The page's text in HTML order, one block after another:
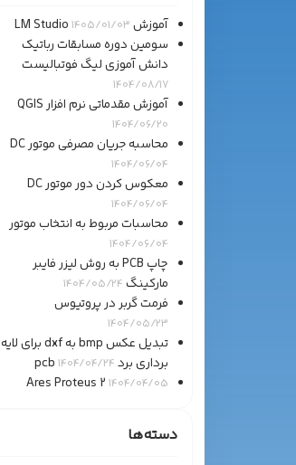
آموزش LM Studio 1405/01/03
سومین دوره مسابقات رباتیک
دانش آموزی لیگ فوتبالیست
1404/08/17
آموزش مقدماتی نرم افزار QGIS
1404/06/20
محاسبه جریان مصرفی موتور DC
1404/06/04
معکوس کردن دور موتور DC
1404/06/04
محاسبات مربوط به انتخاب موتور
1404/06/04
چاپ PCB به روش لیزر فایبر
مارکینگ 1404/05/24
فرمت گربر در پروتیوس
1404/05/23
تبدیل عکس bmp به dxf برای لایه
برداری برد pcb 1404/04/24
Ares Proteus 2 1404/04/05
دسته‌ها